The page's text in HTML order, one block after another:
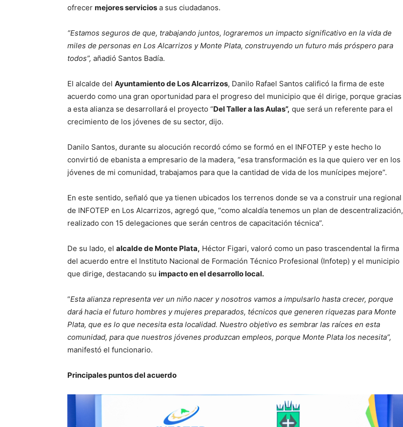
ofrecer mejores servicios a sus ciudadanos.
“Estamos seguros de que, trabajando juntos, lograremos un impacto significativo en la vida de
miles de personas en Los Alcarrizos y Monte Plata, construyendo un futuro más próspero para
todos”, añadió Santos Badía.
El alcalde del Ayuntamiento de Los Alcarrizos, Danilo Rafael Santos calificó la firma de este
acuerdo como una gran oportunidad para el progreso del municipio que él dirige, porque gracias
a esta alianza se desarrollará el proyecto “Del Taller a las Aulas”, que será un referente para el
crecimiento de los jóvenes de su sector, dijo.
Danilo Santos, durante su alocución recordó cómo se formó en el INFOTEP y este hecho lo
convirtió de ebanista a empresario de la madera, “esa transformación es la que quiero ver en los
jóvenes de mi comunidad, trabajamos para que la cantidad de vida de los munícipes mejore”.
En este sentido, señaló que ya tienen ubicados los terrenos donde se va a construir una regional
de INFOTEP en Los Alcarrizos, agregó que, “como alcaldía tenemos un plan de descentralización,
realizado con 15 delegaciones que serán centros de capacitación técnica”.
De su lado, el alcalde de Monte Plata, Héctor Figari, valoró como un paso trascendental la firma
del acuerdo entre el Instituto Nacional de Formación Técnico Profesional (Infotep) y el municipio
que dirige, destacando su impacto en el desarrollo local.
“Esta alianza representa ver un niño nacer y nosotros vamos a impulsarlo hasta crecer, porque
dará hacia el futuro hombres y mujeres preparados, técnicos que generen riquezas para Monte
Plata, que es lo que necesita esta localidad. Nuestro objetivo es sembrar las raíces en esta
comunidad, para que nuestros jóvenes produzcan empleos, porque Monte Plata los necesita”,
manifestó el funcionario.
Principales puntos del acuerdo